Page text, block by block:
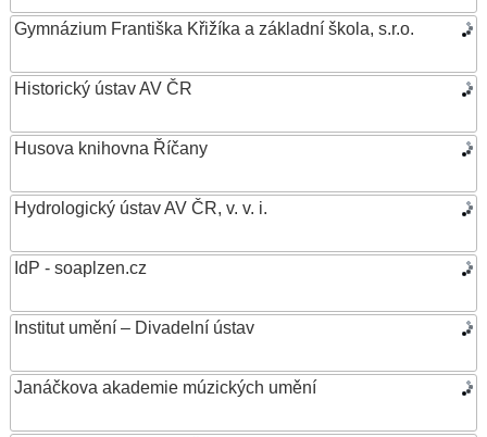
Gymnázium Františka Křižíka a základní škola, s.r.o.
Historický ústav AV ČR
Husova knihovna Říčany
Hydrologický ústav AV ČR, v. v. i.
IdP - soaplzen.cz
Institut umění – Divadelní ústav
Janáčkova akademie múzických umění